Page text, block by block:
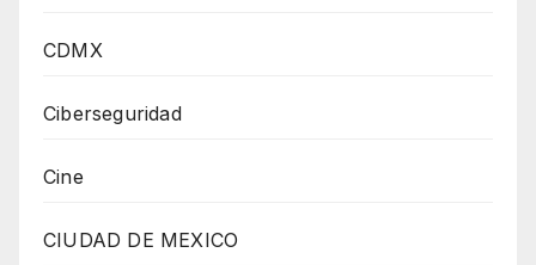
CDMX
Ciberseguridad
Cine
CIUDAD DE MEXICO